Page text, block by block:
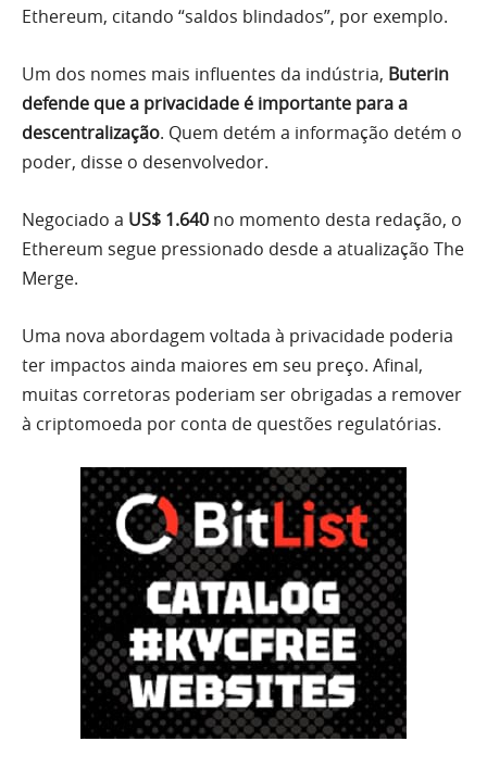
Ethereum, citando “saldos blindados”, por exemplo.
Um dos nomes mais influentes da indústria, Buterin
defende que a privacidade é importante para a
descentralização. Quem detém a informação detém o
poder, disse o desenvolvedor.
Negociado a US$ 1.640 no momento desta redação, o
Ethereum segue pressionado desde a atualização The
Merge.
Uma nova abordagem voltada à privacidade poderia
ter impactos ainda maiores em seu preço. Afinal,
muitas corretoras poderiam ser obrigadas a remover
à criptomoeda por conta de questões regulatórias.